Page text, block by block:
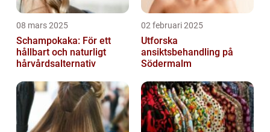
08 mars 2025
Schampokaka: För ett
hållbart och naturligt
hårvårdsalternativ
02 februari 2025
Utforska
ansiktsbehandling på
Södermalm